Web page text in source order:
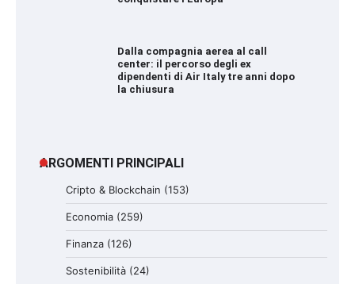
Dalla compagnia aerea al call
center: il percorso degli ex
dipendenti di Air Italy tre anni dopo
la chiusura
ARGOMENTI PRINCIPALI
Cripto & Blockchain (153)
Economia (259)
Finanza (126)
Sostenibilità (24)